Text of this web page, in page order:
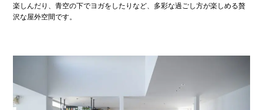
楽しんだり、青空の下でヨガをしたりなど、多彩な過ごし方が楽しめる贅
沢な屋外空間です。